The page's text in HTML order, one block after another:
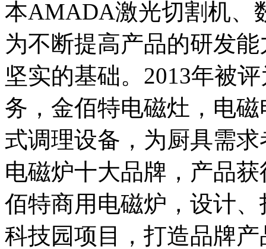
本AMADA激光切割机、
为不断提高产品的研发
坚实的基础。2013年被
务，金佰特电磁灶，电
式调理设备，为厨具需
电磁炉十大品牌，产品
佰特商用电磁炉，设计
科技园项目，打造品牌